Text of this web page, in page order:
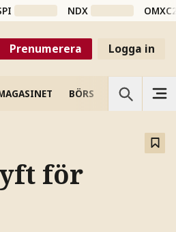
NDX
Prenumerera Logga in
BÖRS VETENSKAP
för